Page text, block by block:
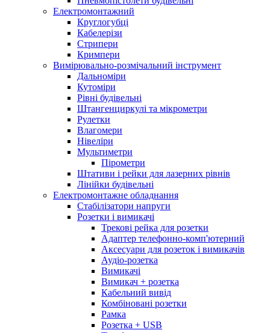
Електромонтажний
Круглогубці
Кабелерізи
Стрипери
Кримпери
Вимірювально-розмічальний інструмент
Дальноміри
Кутоміри
Рівні будівельні
Штангенциркулі та мікрометри
Рулетки
Влагомери
Нівеліри
Мультиметри
Пірометри
Штативи і рейки для лазерних рівнів
Лінійки будівельні
Електромонтажне обладнання
Стабілізатори напруги
Розетки і вимикачі
Трекові рейка для розетки
Адаптер телефонно-комп'ютерний
Аксесуари для розеток і вимикачів
Аудіо-розетка
Вимикачі
Вимикач + розетка
Кабельний вивід
Комбіновані розетки
Рамка
Розетка + USB